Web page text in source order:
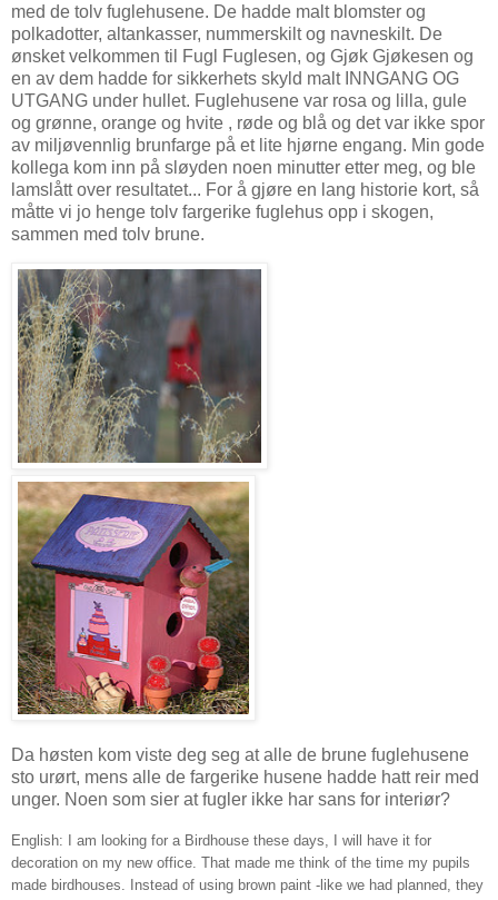
med de tolv fuglehusene. De hadde malt blomster og
polkadotter, altankasser, nummerskilt og navneskilt. De
ønsket velkommen til Fugl Fuglesen, og Gjøk Gjøkesen og
en av dem hadde for sikkerhets skyld malt INNGANG OG
UTGANG under hullet. Fuglehusene var rosa og lilla, gule
og grønne, orange og hvite , røde og blå og det var ikke spor
av miljøvennlig brunfarge på et lite hjørne engang. Min gode
kollega kom inn på sløyden noen minutter etter meg, og ble
lamslått over resultatet... For å gjøre en lang historie kort, så
måtte vi jo henge tolv fargerike fuglehus opp i skogen,
sammen med tolv brune.
Da høsten kom viste deg seg at alle de brune fuglehusene
sto urørt, mens alle de fargerike husene hadde hatt reir med
unger. Noen som sier at fugler ikke har sans for interiør?
English: I am looking for a Birdhouse these days, I will have it for
decoration on my new office. That made me think of the time my pupils
made birdhouses. Instead of using brown paint -like we had planned, they